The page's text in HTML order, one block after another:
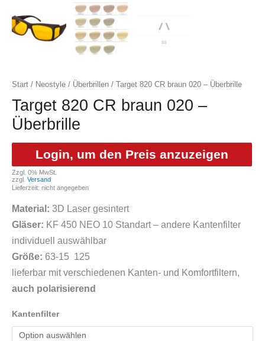
Start / Neostyle / Überbrillen / Target 820 CR braun 020 – Überbrille
Target 820 CR braun 020 –
Überbrille
Login, um den Preis anzuzeigen
Zzgl. 0% MwSt.
zzgl. Versand
Lieferzeit: nicht angegeben
Material: 3D Laser gesintert
Gläser: KF 450 NEO 10 Standart – andere Kantenfilter
individuell auswählbar
Größe: 63-15 125
lieferbar mit verschiedenen Kanten- und Komfortfiltern,
auch polarisierend
Kantenfilter